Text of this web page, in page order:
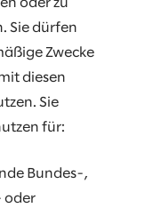
oder zu
Sie dürfen
Zwecke
diesen
Sie
für:
Bundes-,
oder